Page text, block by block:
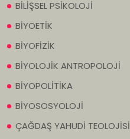
BİLİŞSEL PSİKOLOJİ
BİYOETİK
BİYOFİZİK
BİYOLOJİK ANTROPOLOJİ
BİYOPOLİTİKA
BİYOSOSYOLOJİ
ÇAĞDAŞ YAHUDİ TEOLOJİSİ